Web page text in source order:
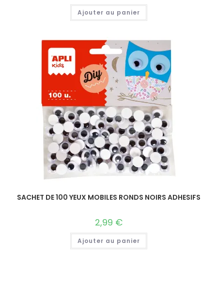
Ajouter au panier
SACHET DE 100 YEUX MOBILES RONDS NOIRS ADHESIFS
2,99 €
Ajouter au panier